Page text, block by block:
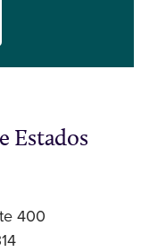
Estados
400